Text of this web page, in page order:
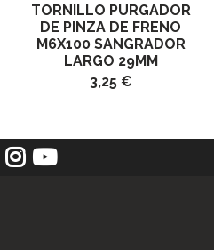
TORNILLO PURGADOR
DE PINZA DE FRENO
M6X100 SANGRADOR
LARGO 29MM
3,25 €